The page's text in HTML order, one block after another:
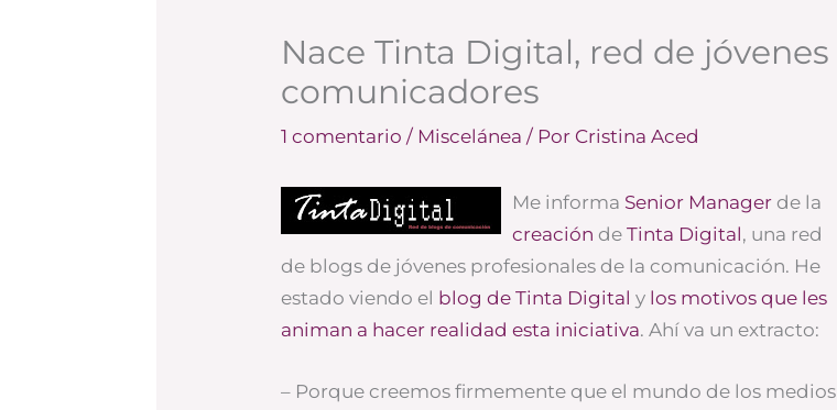
Nace Tinta Digital, red de jóvenes
comunicadores
1 comentario / Miscelánea / Por Cristina Aced
Me informa Senior Manager de la
creación deTinta Digital, una red
de blogs de jóvenes profesionales de la comunicación. He
estado viendo el blog de Tinta Digital y los motivos que les
animan a hacer realidad esta iniciativa. Ahí va un extracto:
– Porque creemos firmemente que el mundo de los medios